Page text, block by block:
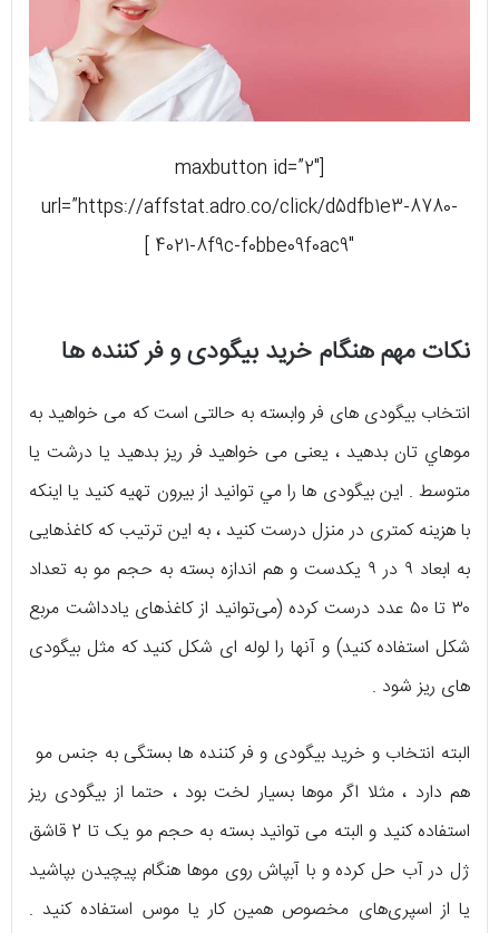
[maxbutton id=”2″
url=”https://affstat.adro.co/click/d5dfb1e3-8780-
4021-8f9c-f0bbe09f0ac9″ ]
نکات مهم هنگام خرید بیگودی و فر کننده ها
انتخاب بیگودی‌ های فر وابسته به حالتی است که می‌ خواهید به
موهاي‌ تان بدهید ، یعنی می‌ خواهید فر ریز بدهید یا درشت یا
متوسط . این بیگودی‌ ها را مي‌ توانيد از بیرون تهیه کنید یا اينكه
با هزینه‌ کمتری در منزل درست کنید ، به این ترتیب که کاغذهایی
به ابعاد ۹ در ۹ یکدست و هم اندازه بسته به حجم مو به تعداد
۳۰ تا ۵۰ عدد درست کرده (می‌توانید از کاغذهای یادداشت مربع
شکل استفاده کنید) و آنها را لوله‌ ای شکل کنید که مثل بیگودی‌
های ریز شود .
البته انتخاب و خرید بیگودی و فر کننده ها بستگی به جنس مو
هم دارد ، مثلا اگر موها بسیار لخت بود ، حتما از بیگودی ریز
استفاده کنید و البته می‌ توانید بسته به حجم مو یک تا 2 قاشق
ژل در آب حل کرده و با آبپاش روی موها هنگام پیچیدن بپاشید
یا از اسپری‌های مخصوص همین کار یا موس استفاده کنيد .